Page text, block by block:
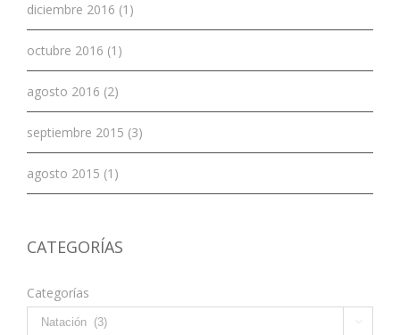
diciembre 2016 (1)
octubre 2016 (1)
agosto 2016 (2)
septiembre 2015 (3)
agosto 2015 (1)
CATEGORÍAS
Categorías
